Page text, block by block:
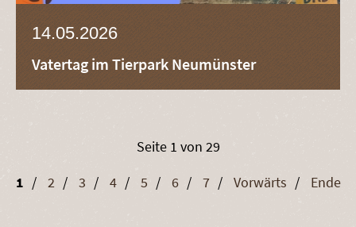
14.05.2026
Vatertag im Tierpark Neumünster
Seite 1 von 29
1
2 3 4 5 6 7 Vorwärts Ende